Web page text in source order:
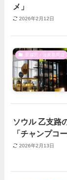
メ」
2026年2月12日
景福宮・汝矣島周辺
ソウル 乙支路
「チャンプコ
2026年2月13日